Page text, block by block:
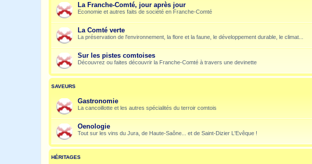
La Franche-Comté, jour après jour
Economie et autres faits de société en Franche-Comté
La Comté verte
La préservation de l'environnement, la flore et la faune, le développement durable, le climat...
Sur les pistes comtoises
Découvrez ou faites découvrir la Franche-Comté à travers une devinette
SAVEURS
Gastronomie
La cancoillotte et les autres spécialités du terroir comtois
Oenologie
Tout sur les vins du Jura, de Haute-Saône... et de Saint-Dizier L'Evêque !
HÉRITAGES